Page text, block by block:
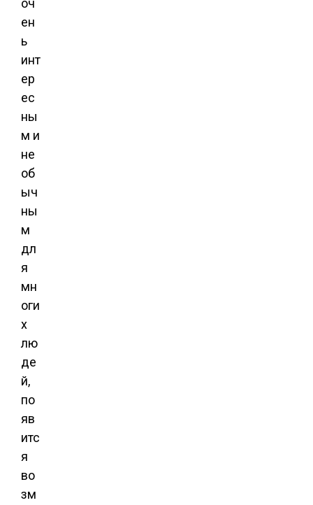
оч
ен
ь
инт
ер
ес
ны
м и
не
об
ыч
ны
м
дл
я
мн
оги
х
лю
де
й,
по
яв
итс
я
во
зм